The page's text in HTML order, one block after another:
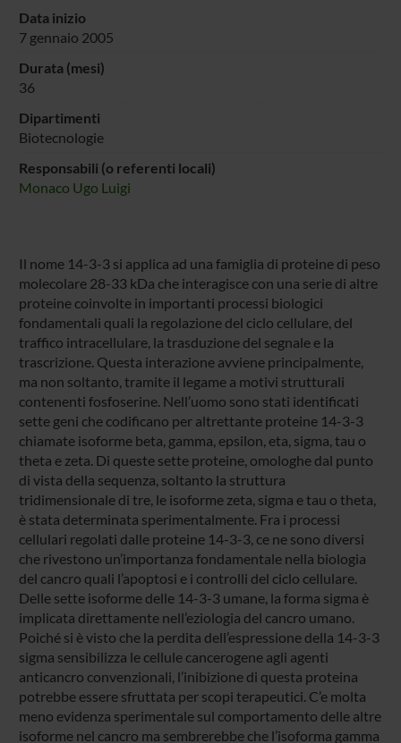
Data inizio
7 gennaio 2005
Durata (mesi)
36
Dipartimenti
Biotecnologie
Responsabili (o referenti locali)
Monaco Ugo Luigi
Il nome 14-3-3 si applica ad una famiglia di proteine di peso
molecolare 28-33 kDa che interagisce con una serie di altre
proteine coinvolte in importanti processi biologici
fondamentali quali la regolazione del ciclo cellulare, del
traffico intracellulare, la trasduzione del segnale e la
trascrizione. Questa interazione avviene principalmente,
ma non soltanto, tramite il legame a motivi strutturali
contenenti fosfoserine. Nell’uomo sono stati identificati
sette geni che codificano per altrettante proteine 14-3-3
chiamate isoforme beta, gamma, epsilon, eta, sigma, tau o
theta e zeta. Di queste sette proteine, omologhe dal punto
di vista della sequenza, soltanto la struttura
tridimensionale di tre, le isoforme zeta, sigma e tau o theta,
è stata determinata sperimentalmente. Fra i processi
cellulari regolati dalle proteine 14-3-3, ce ne sono diversi
che rivestono un’importanza fondamentale nella biologia
del cancro quali l’apoptosi e i controlli del ciclo cellulare.
Delle sette isoforme delle 14-3-3 umane, la forma sigma è
implicata direttamente nell’eziologia del cancro umano.
Poiché si è visto che la perdita dell’espressione della 14-3-3
sigma sensibilizza le cellule cancerogene agli agenti
anticancro convenzionali, l’inibizione di questa proteina
potrebbe essere sfruttata per scopi terapeutici. C’e molta
meno evidenza sperimentale sul comportamento delle altre
isoforme nel cancro ma sembrerebbe che l’isoforma gamma